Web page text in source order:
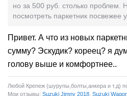
но за 500 руб. столько проблем.
посмотреть паркетник посвежее
Привет. А что из новых
сумму? Эскудик? кореец? я
голову выше и комфортнее..
Любой Крепеж (шурупы,болты,анкера и т.д)
Мои отзывы: Suzuki Jimny 2018 Suzuki